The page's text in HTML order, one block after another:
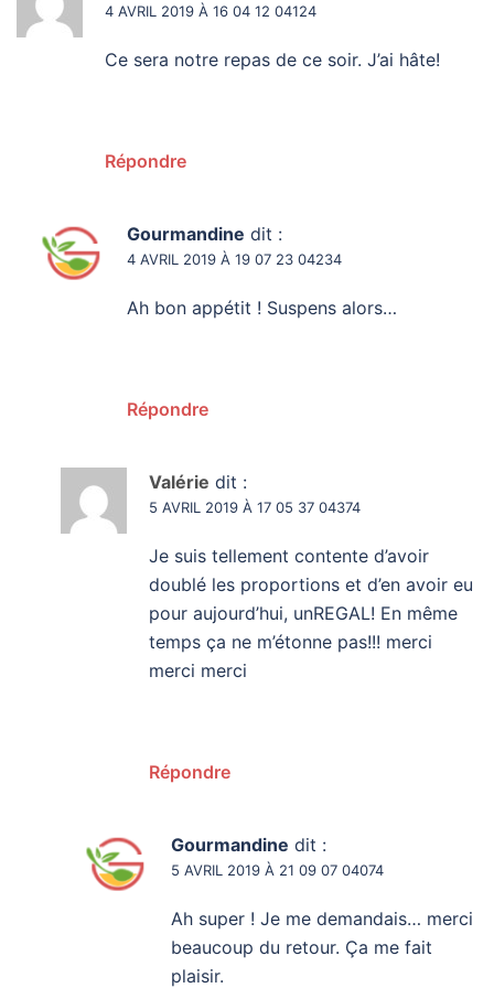
4 AVRIL 2019 À 16 04 12 04124
Ce sera notre repas de ce soir. J’ai hâte!
Répondre
Gourmandine dit :
4 AVRIL 2019 À 19 07 23 04234
Ah bon appétit ! Suspens alors…
Répondre
Valérie dit :
5 AVRIL 2019 À 17 05 37 04374
Je suis tellement contente d’avoir
doublé les proportions et d’en avoir eu
pour aujourd’hui, unREGAL! En même
temps ça ne m’étonne pas!!! merci
merci merci
Répondre
Gourmandine dit :
5 AVRIL 2019 À 21 09 07 04074
Ah super ! Je me demandais… merci
beaucoup du retour. Ça me fait
plaisir.